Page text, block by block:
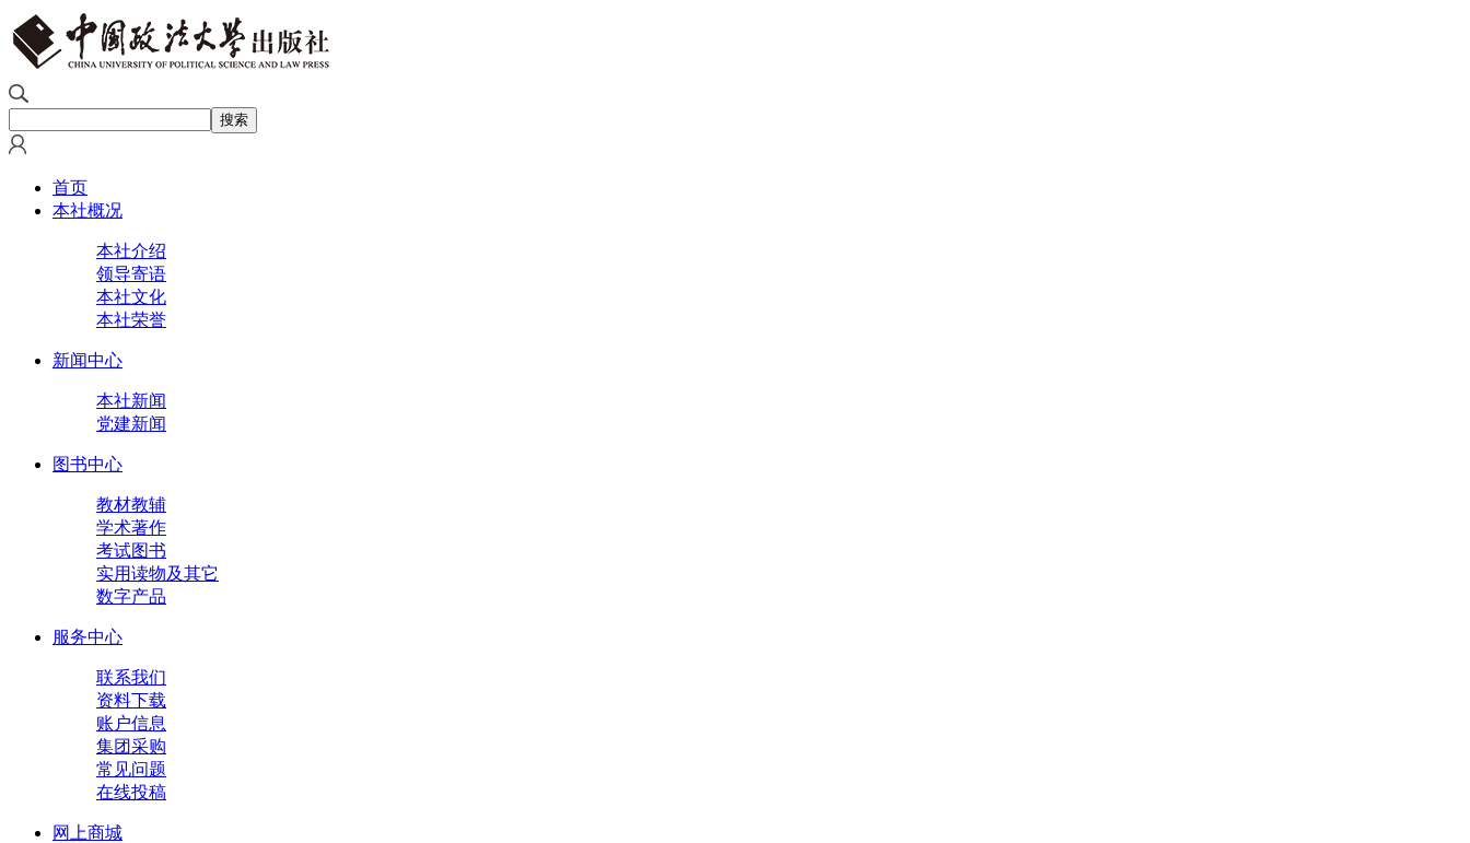
首页
本社概况
本社介绍
领导寄语
本社文化
本社荣誉
新闻中心
本社新闻
党建新闻
图书中心
教材教辅
学术著作
考试图书
实用读物及其它
数字产品
服务中心
联系我们
资料下载
账户信息
集团采购
常见问题
在线投稿
网上商城